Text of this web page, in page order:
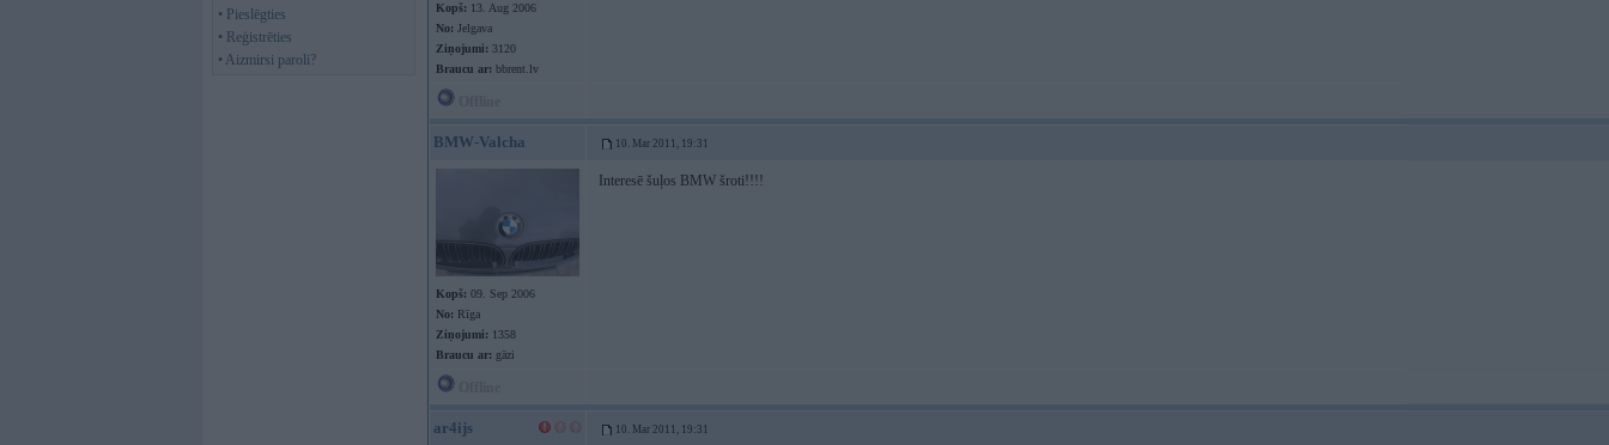
• Pieslēgties
• Reģistrēties
• Aizmirsi paroli?
Kopš: 13. Aug 2006
No: Jelgava
Ziņojumi: 3120
Braucu ar: bbrent.lv
BMW-Valcha 10. Mar 2011, 19:31
Kopš: 09. Sep 2006
No: Rīga
Ziņojumi: 1358
Braucu ar: gāzi
Interesē šuļos BMW šroti!!!!
ar4ijs 10. Mar 2011, 19:31